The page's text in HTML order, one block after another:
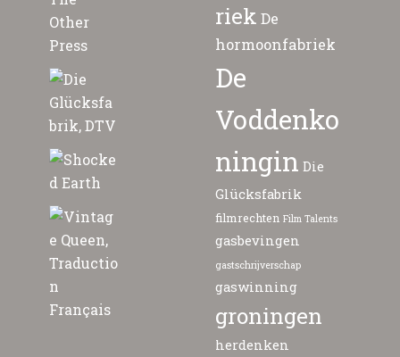
riek De
hormoonfabriek
De
Voddenko
ningin Die
Glücksfabrik
filmrechten Film Talents
gasbevingen
gastschrijverschap
gaswinning
groningen
herdenken